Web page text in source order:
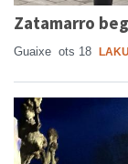
Zatamarro
Guaixe ots 18